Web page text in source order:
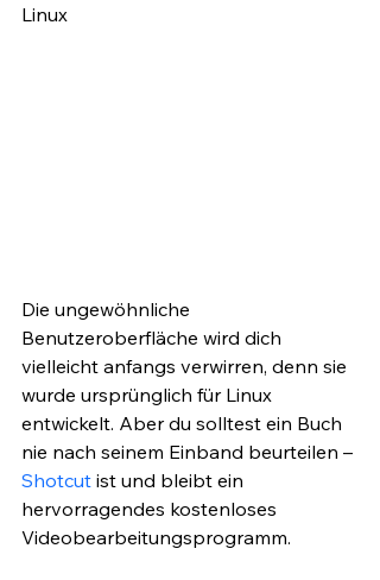
Linux
Die ungewöhnliche
Benutzeroberfläche wird dich
vielleicht anfangs verwirren, denn sie
wurde ursprünglich für Linux
entwickelt. Aber du solltest ein Buch
nie nach seinem Einband beurteilen –
Shotcut ist und bleibt ein
hervorragendes kostenloses
Videobearbeitungsprogramm.